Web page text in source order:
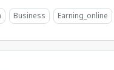
Business Earning_online